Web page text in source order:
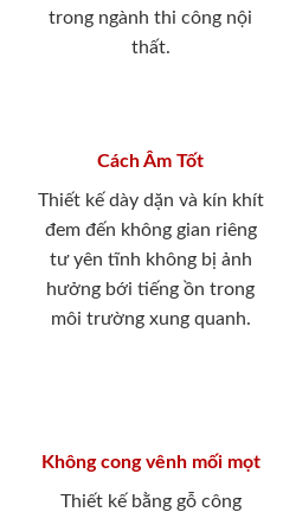
trong ngành thi công nội
thất.
Cách Âm Tốt
Thiết kế dày dặn và kín khít
đem đến không gian riêng
tư yên tĩnh không bị ảnh
hưởng bới tiếng ồn trong
môi trường xung quanh.
Không cong vênh mối mọt
Thiết kế bằng gỗ công